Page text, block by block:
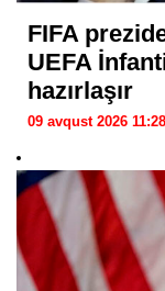
FIFA
UEFA
hazırlaşır
09 avqust 2026 11:28